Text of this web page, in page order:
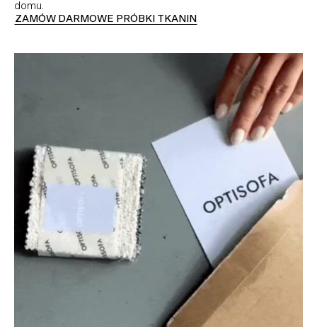
domu.
ZAMÓW DARMOWE PRÓBKI TKANIN